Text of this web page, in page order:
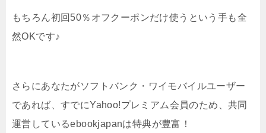
もちろん初回50％オフクーポンだけ使うという手も全
然OKです♪
さらにあなたがソフトバンク・ワイモバイルユーザー
であれば、すでにYahoo!プレミアム会員のため、共同
運営しているebookjapanは特典が豊富！